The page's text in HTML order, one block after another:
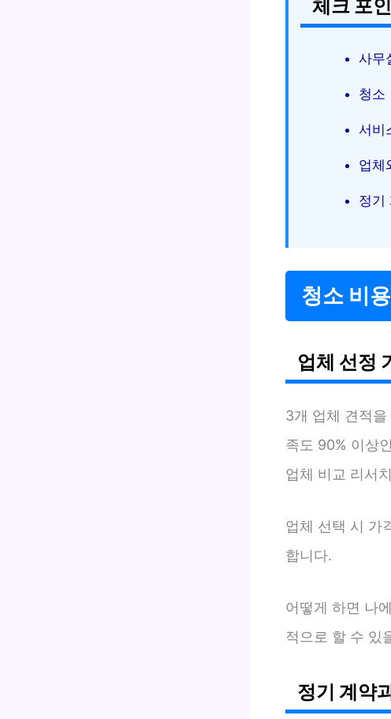
체크 포
사무
청소
서비
업체
정기
청소 비
업체 선정
3개 업체 견적
족도 90% 이상
업체 비교 리서
업체 선택 시 가
합니다.
어떻게 하면 나
적으로 할 수 있
정기 계약